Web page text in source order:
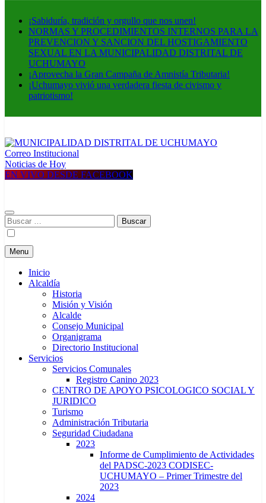
¡Sabiduría, tradición y orgullo que nos unen!
NORMAS Y PROCEDIMIENTOS INTERNOS PARA LA
PREVENCION Y SANCION DEL HOSTIGAMIENTO
SEXUAL EN LA MUNICIPALIDAD DISTRITAL DE
UCHUMAYO
¡Aprovecha la Gran Campaña de Amnistía Tributaria!
¡Uchumayo vivió una verdadera fiesta de civismo y
patriotismo!
MUNICIPALIDAD DISTRITAL DE UCHUMAYO
Construyendo una nueva Historia
Correo Institucional
Noticias de Hoy
EN VIVO DESDE FACEBOOK
Buscar:
Menu
Inicio
Alcaldía
Historia
Misión y Visión
Alcalde
Consejo Municipal
Organigrama
Directorio Institucional
Servicios
Servicios Comunales
Registro Canino 2023
CENTRO DE APOYO PSICOLOGICO SOCIAL Y
JURIDICO
Turismo
Administración Tributaria
Seguridad Ciudadana
2023
Informe de Cumplimiento de Actividades
del PADSC-2023 CODISEC-
UCHUMAYO – Primer Trimestre del
2023
2024